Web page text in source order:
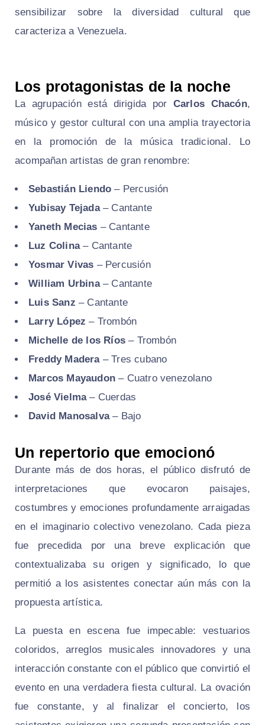
sensibilizar sobre la diversidad cultural que
caracteriza a Venezuela.
Los protagonistas de la noche
La agrupación está dirigida por Carlos Chacón,
músico y gestor cultural con una amplia trayectoria
en la promoción de la música tradicional. Lo
acompañan artistas de gran renombre:
Sebastián Liendo – Percusión
Yubisay Tejada– Cantante
Yaneth Mecias – Cantante
Luz Colina– Cantante
Yosmar Vivas – Percusión
William Urbina– Cantante
Luis Sanz – Cantante
Larry López – Trombón
Michelle de los Ríos – Trombón
Freddy Madera– Tres cubano
Marcos Mayaudon – Cuatro venezolano
José Vielma– Cuerdas
David Manosalva– Bajo
Un repertorio que emocionó
Durante más de dos horas, el público disfrutó de
interpretaciones que evocaron paisajes,
costumbres y emociones profundamente arraigadas
en el imaginario colectivo venezolano. Cada pieza
fue precedida por una breve explicación que
contextualizaba su origen y significado, lo que
permitió a los asistentes conectar aún más con la
propuesta artística.
La puesta en escena fue impecable: vestuarios
coloridos, arreglos musicales innovadores y una
interacción constante con el público que convirtió el
evento en una verdadera fiesta cultural. La ovación
fue constante, y al finalizar el concierto, los